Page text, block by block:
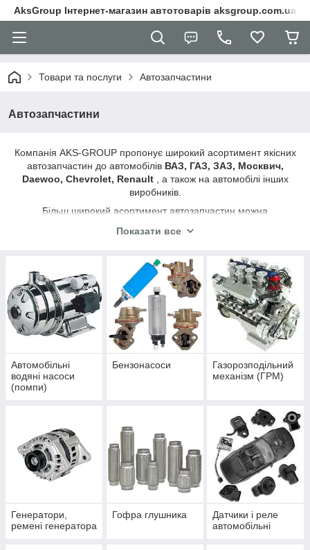
AksGroup Інтернет-магазин автотоварів aksgroup.com.ua
Товари та послуги Автозапчастини
Автозапчастини
Компанія AKS-GROUP пропонує широкий асортимент якісних
автозапчастин до автомобілів ВАЗ, ГАЗ, ЗАЗ, Москвич,
Daewoo, Chevrolet, Renault, а також на автомобілі інших
виробників.
Більш широкий асортимент автозапчастин можна
automotive.com.ua/
Показати все
Автомобільні
водяні насоси
(помпи)
Бензонасоси
Газорозподільний
механізм (ГРМ)
Генератори,
ремені генератора
Гофра глушника
Датчики і реле
автомобільні